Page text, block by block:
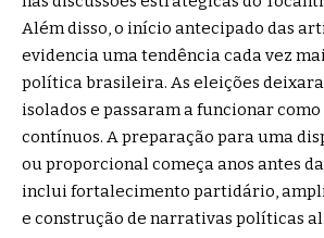
Além disso, o início antecipado das
evidencia uma tendência cada vez
política brasileira. As eleições
isolados e passaram a funcionar como
contínuos. A preparação para uma
ou proporcional começa anos antes
inclui fortalecimento partidário,
e construção de narrativas políticas